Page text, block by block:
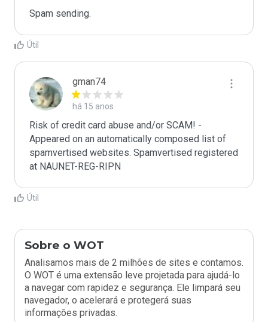
Spam sending.
Útil
gman74
há 15 anos
Risk of credit card abuse and/or SCAM! -
Appeared on an automatically composed list of
spamvertised websites. Spamvertised registered
at NAUNET-REG-RIPN
Útil
Sobre o WOT
Analisamos mais de 2 milhões de sites e contamos.
O WOT é uma extensão leve projetada para ajudá-lo
a navegar com rapidez e segurança. Ele limpará seu
navegador, o acelerará e protegerá suas
informações privadas.